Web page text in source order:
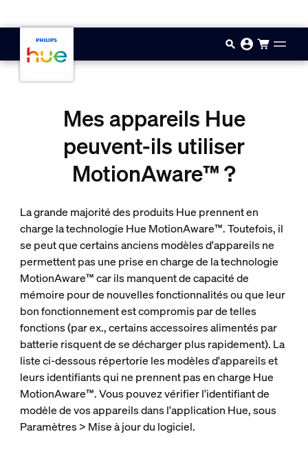
Mes appareils Hue
peuvent-ils utiliser
MotionAware™ ?
La grande majorité des produits Hue prennent en
charge la technologie Hue MotionAware™. Toutefois, il
se peut que certains anciens modèles d'appareils ne
permettent pas une prise en charge de la technologie
MotionAware™ car ils manquent de capacité de
mémoire pour de nouvelles fonctionnalités ou que leur
bon fonctionnement est compromis par de telles
fonctions (par ex., certains accessoires alimentés par
batterie risquent de se décharger plus rapidement). La
liste ci-dessous répertorie les modèles d'appareils et
leurs identifiants qui ne prennent pas en charge Hue
MotionAware™. Vous pouvez vérifier l'identifiant de
modèle de vos appareils dans l'application Hue, sous
Paramètres > Mise à jour du logiciel.